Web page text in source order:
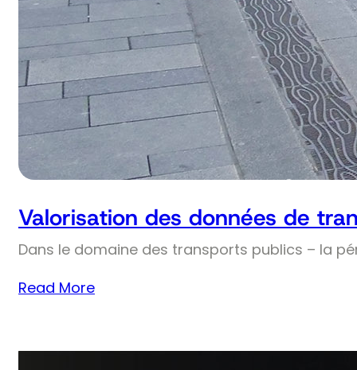
Valorisation des données de
Dans le domaine des transports publics – la
Read More